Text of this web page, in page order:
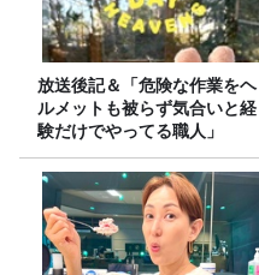
放送後記＆「危険な作業をヘ
ルメットも被らず気合いと経
験だけでやってる職人」